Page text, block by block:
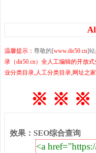
温馨提示： 尊敬的[www.dir50.cn]站
录（dir50.cn）全人工编辑的开放
业分类目录,人工分类目录,网址之家
※ ※ ※
效果 ： SEO综合查询